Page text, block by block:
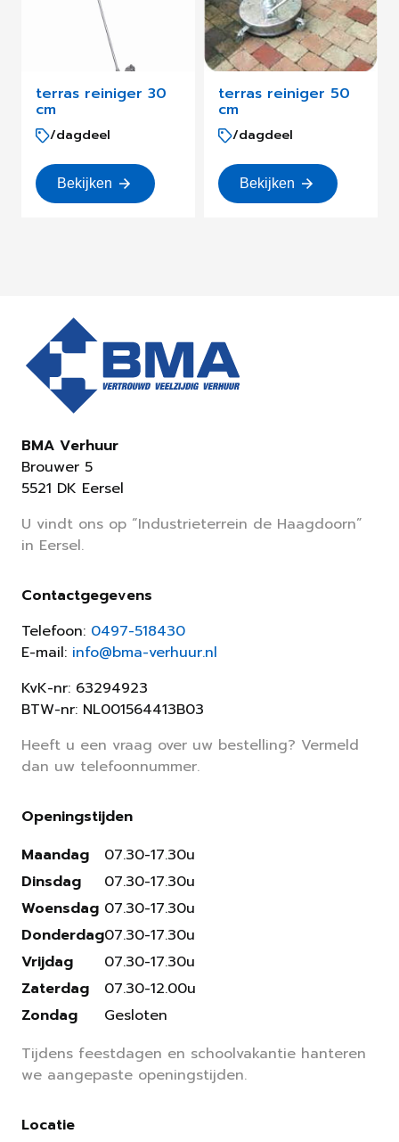
terras reiniger 30
cm
/dagdeel
Bekijken
terras reiniger 50
cm
/dagdeel
Bekijken
BMA Verhuur
Brouwer 5
5521 DK Eersel
U vindt ons op “Industrieterrein de Haagdoorn”
in Eersel.
Contactgegevens
Telefoon: 0497-518430
E-mail: info@bma-verhuur.nl
KvK-nr: 63294923
BTW-nr: NL001564413B03
Heeft u een vraag over uw bestelling? Vermeld
dan uw telefoonnummer.
Openingstijden
Maandag
Dinsdag
Woensdag
Donderdag
Vrijdag
Zaterdag
Zondag
07.30-17.30u
07.30-17.30u
07.30-17.30u
07.30-17.30u
07.30-17.30u
07.30-12.00u
Gesloten
Tijdens feestdagen en schoolvakantie hanteren
we aangepaste openingstijden.
Locatie